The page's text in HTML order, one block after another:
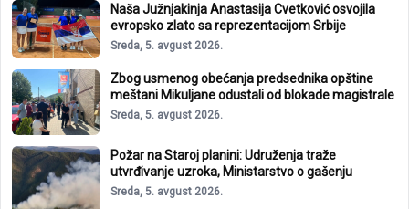
Naša Južnjakinja Anastasija Cvetković osvojila
evropsko zlato sa reprezentacijom Srbije
Sreda, 5. avgust 2026.
Zbog usmenog obećanja predsednika opštine
meštani Mikuljane odustali od blokade magistrale
Sreda, 5. avgust 2026.
Požar na Staroj planini: Udruženja traže
utvrđivanje uzroka, Ministarstvo o gašenju
Sreda, 5. avgust 2026.